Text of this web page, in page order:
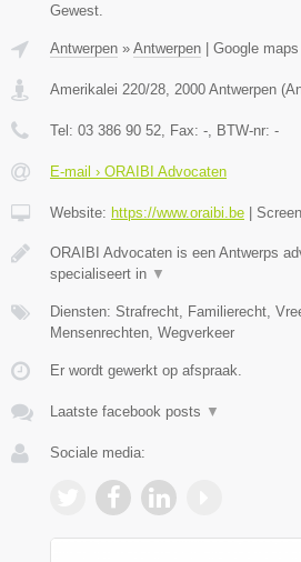
Gewest.
Antwerpen » Antwerpen | Google maps
Amerikalei 220/28 2000 Antwerpen (
Tel: 03 386 90 52 , Fax: - , BTW-nr: -
E-mail › ORAIBI Advocaten
Website: https://www.oraibi.be |
ORAIBI Advocaten is een Antwerps
specialiseert in ▼
Diensten: Strafrecht, Familierecht,
Mensenrechten, Wegverkeer
Er wordt gewerkt op afspraak.
Laatste facebook posts ▼
Sociale media: